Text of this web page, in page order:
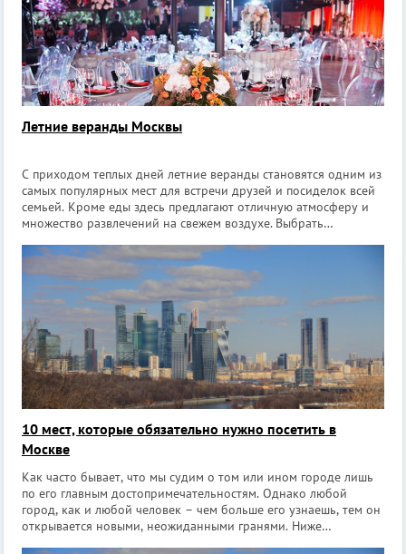
Летние веранды Москвы
С приходом теплых дней летние веранды становятся одним из
самых популярных мест для встречи друзей и посиделок всей
семьей. Кроме еды здесь предлагают отличную атмосферу и
множество развлечений на свежем воздухе. Выбрать
для отдыха летом б
10 мест, которые обязательно нужно посетить в
Москве
Как часто бывает, что мы судим о том или ином городе лишь
по его главным достопримечательностям. Однако любой
город, как и любой человек – чем больше его узнаешь, тем он
открывается новыми, неожиданными гранями. Ниже